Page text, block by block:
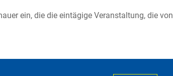
ein, die die eintägige Veranstaltung, die von